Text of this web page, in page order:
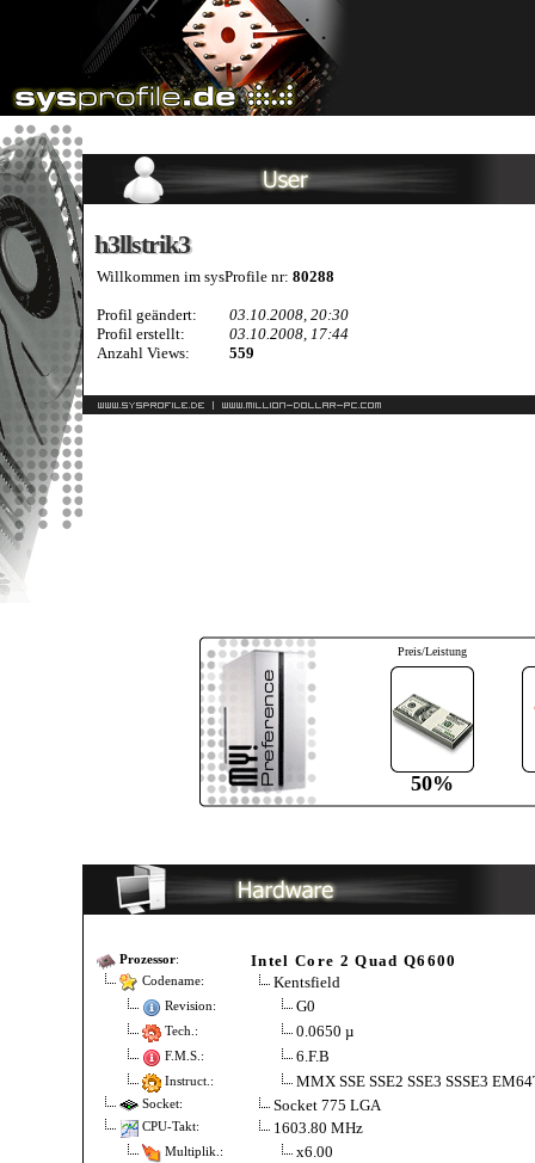
h3llstrik3
h3llstrik3
Willkommen im sysProfile nr: 80288
Profil geändert:
03.10.2008, 20:30
Profil erstellt:
03.10.2008, 17:44
Anzahl Views:
559
Preis/Leistung
50%
Prozessor: Intel Core 2 Quad Q6600
Codename: Kentsfield
Revision: G0
Tech.: 0.0650 µ
F.M.S.: 6.F.B
Instruct.: MMX SSE SSE2 SSE3 SSSE3
Socket: Socket 775 LGA
CPU-Takt: 1603.80 MHz
Multiplik.: x6.00